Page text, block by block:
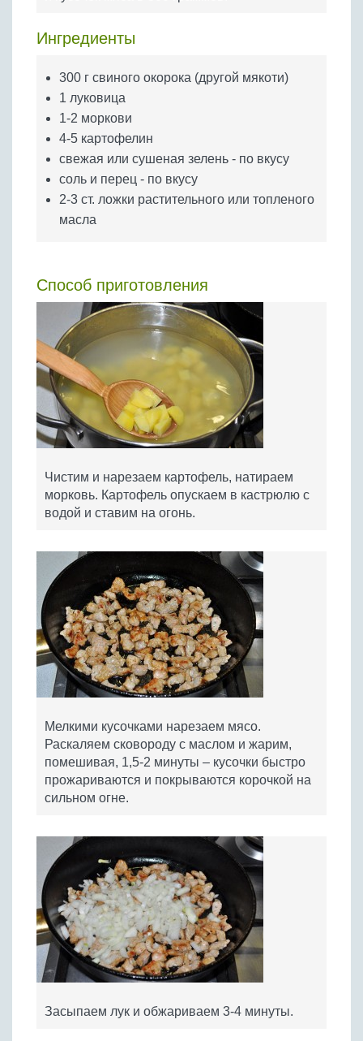
Яйца
Ингредиенты
300 г свиного окорока (другой мякоти)
1 луковица
1-2 моркови
4-5 картофелин
свежая или сушеная зелень - по вкусу
соль и перец - по вкусу
2-3 ст. ложки растительного или топленого
масла
Способ приготовления
Чистим и нарезаем картофель, натираем
морковь. Картофель опускаем в кастрюлю с
водой и ставим на огонь.
Мелкими кусочками нарезаем мясо.
Раскаляем сковороду с маслом и жарим,
помешивая, 1,5-2 минуты – кусочки быстро
прожариваются и покрываются корочкой на
сильном огне.
Засыпаем лук и обжариваем 3-4 минуты.